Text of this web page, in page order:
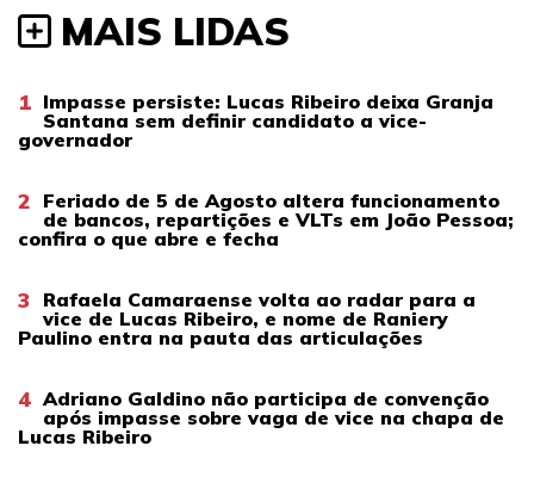
MAIS LIDAS
1 Impasse persiste: Lucas Ribeiro deixa Granja
Santana sem definir candidato a vice-
governador
2 Feriado de 5 de Agosto altera funcionamento
de bancos, repartições e VLTs em João Pessoa;
confira o que abre e fecha
3 Rafaela Camaraense volta ao radar para a
vice de Lucas Ribeiro, e nome de Raniery
Paulino entra na pauta das articulações
4 Adriano Galdino não participa de convenção
após impasse sobre vaga de vice na chapa de
Lucas Ribeiro